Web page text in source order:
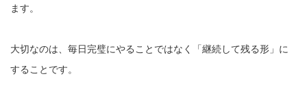
ます。
大切なのは、毎日完璧にやることではなく「継続して残る形」に
することです。